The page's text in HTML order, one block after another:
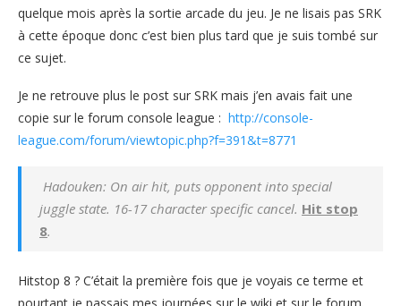
quelque mois après la sortie arcade du jeu. Je ne lisais pas SRK
à cette époque donc c’est bien plus tard que je suis tombé sur
ce sujet.
Je ne retrouve plus le post sur SRK mais j’en avais fait une
copie sur le forum console league : http://console-
league.com/forum/viewtopic.php?f=391&t=8771
Hadouken: On air hit, puts opponent into special
juggle state. 16-17 character specific cancel. Hit stop
8.
Hitstop 8 ? C’était la première fois que je voyais ce terme et